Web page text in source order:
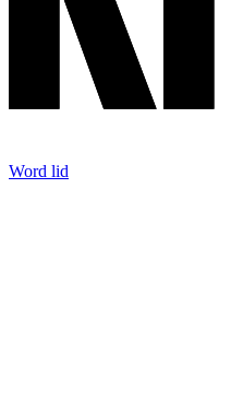
Word lid